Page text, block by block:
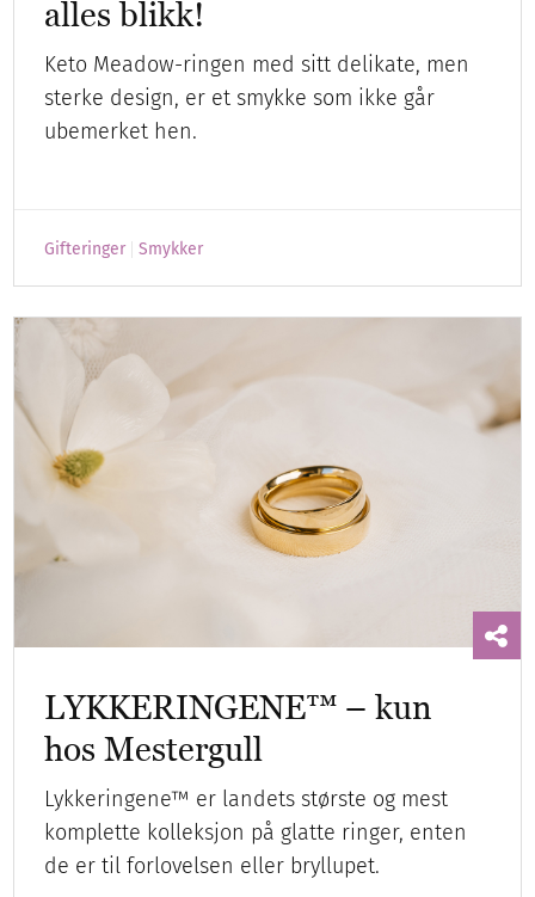
alles blikk!
Keto Meadow-ringen med sitt delikate, men
sterke design, er et smykke som ikke går
ubemerket hen.
Gifteringer Smykker
LYKKERINGENE™ – kun
hos Mestergull
Lykkeringene™ er landets største og mest
komplette kolleksjon på glatte ringer, enten
de er til forlovelsen eller bryllupet.